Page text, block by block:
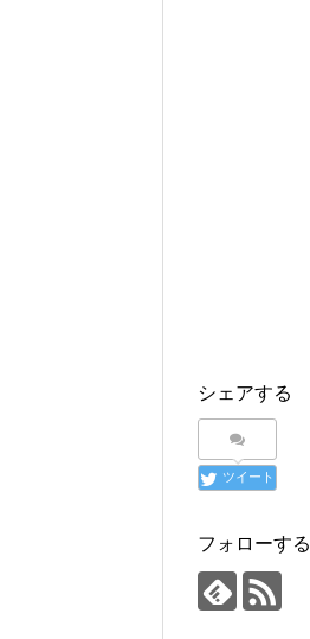
シェアする
ツイート
フォローする